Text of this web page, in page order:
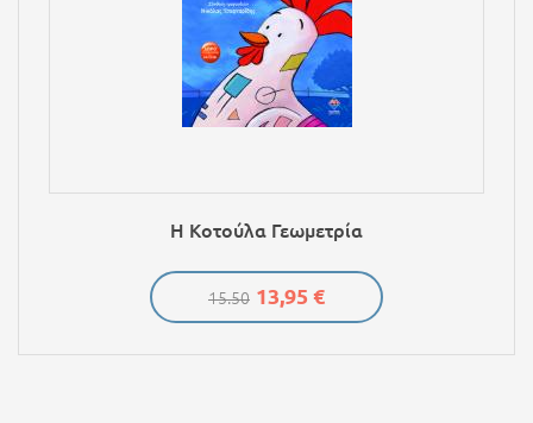
Η Κοτούλα Γεωμετρία
15.50 13,95 €